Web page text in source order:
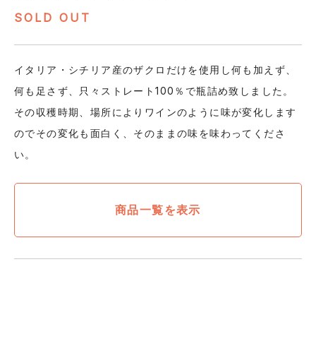
SOLD OUT
イタリア・シチリア産のザクロだけを使用し何も加えず、
何も足さず、只々ストレート100％で瓶詰め致しました。
その収穫時期、場所によりワインのように味が変化します
のでその変化も面白く、そのままの味を味わってくださ
い。
商品一覧を表示